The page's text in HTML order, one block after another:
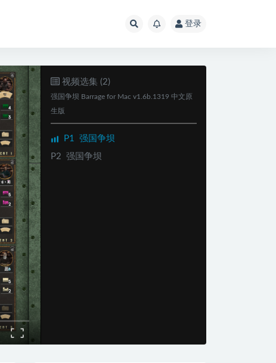
登录
视频选集 (2)
强国争坝 Barrage for Mac v1.6b.1319 中文原
生版
P1 强国争坝
P2 强国争坝